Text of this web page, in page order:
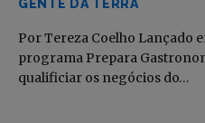
GENTE DA TERRA
Por Tereza Coelho Lançado
programa Prepara
qualificiar os negócios do…